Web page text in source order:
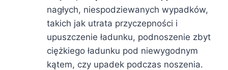
nagłych, niespodziewanych wypadków,
takich jak utrata przyczepności i
upuszczenie ładunku, podnoszenie zbyt
ciężkiego ładunku pod niewygodnym
kątem, czy upadek podczas noszenia.